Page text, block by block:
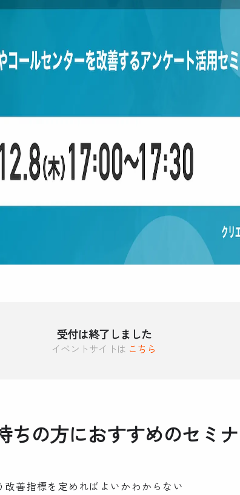
受付は終了しました
イベントサイトは こちら
ちの方におすすめのセミ
善指標を定めればよいかわからない